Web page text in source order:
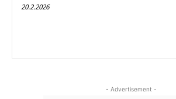
20.2.2026
- Advertisement -